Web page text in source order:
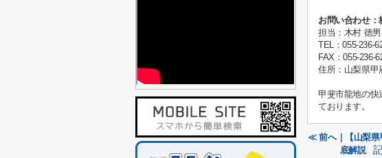
お問い合わせ：
担当：木村 徳男
TEL：055-236-
FAX：055-236-
住所：山梨県甲
甲斐市龍地の快
ております。
≪ 前へ｜【山梨県
底解説